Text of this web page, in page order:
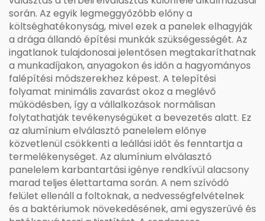
során. Az egyik legmeggyőzőbb előny a
költséghatékonyság, mivel ezek a panelek elhagyják
a drága állandó építési munkák szükségességét. Az
ingatlanok tulajdonosai jelentősen megtakaríthatnak
a munkadíjakon, anyagokon és időn a hagyományos
falépítési módszerekhez képest. A telepítési
folyamat minimális zavarást okoz a meglévő
működésben, így a vállalkozások normálisan
folytathatják tevékenységüket a bevezetés alatt. Ez
az alumínium elválasztó panelelem előnye
közvetlenül csökkenti a leállási időt és fenntartja a
termelékenységet. Az alumínium elválasztó
panelelem karbantartási igénye rendkívül alacsony
marad teljes élettartama során. A nem szívódó
felület ellenáll a foltoknak, a nedvességfelvételnek
és a baktériumok növekedésének, ami egyszerűvé és